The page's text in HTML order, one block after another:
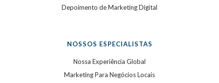
Depoimento de Marketing Digital
NOSSOS ESPECIALISTAS
Nossa Experiência Global
Marketing Para Negócios Locais